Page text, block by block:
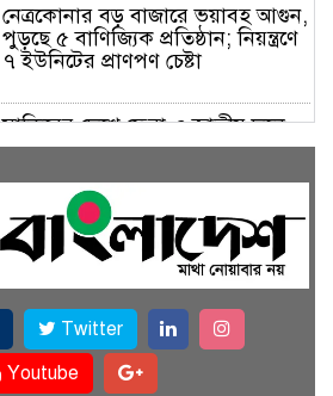
নেত্রকোনার বড় বাজারে ভয়াবহ আগুন,
পুড়ছে ৫ বাণিজ্যিক প্রতিষ্ঠান; নিয়ন্ত্রণে
৭ ইউনিটের প্রাণপণ চেষ্টা
সাকিবের দেশে ফেরা ও জাতীয় দলে
ফেরার সম্ভাবনা নেই, ইঙ্গিত ক্রীড়া
ফেসবুকে যুক্ত হলো বিকাশ, সহজ
হলো ডিজিটাল পেমেন্ট
বৃষ্টি উপেক্ষা করে ‘জুলাই গণঅভ্যুত্থান
স্মৃতি জাদুঘরে’ দর্শনার্থীদের ঢল
Twitter
Youtube